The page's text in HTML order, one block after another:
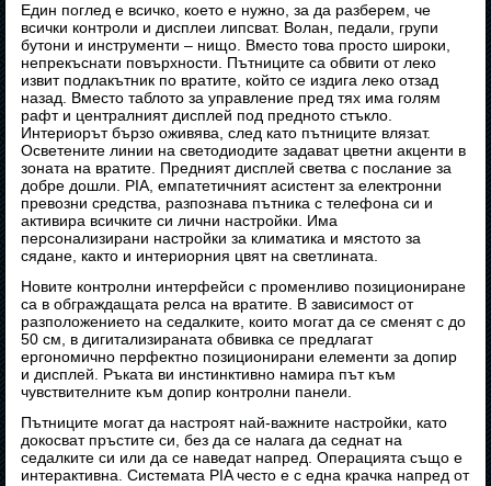
Един поглед е всичко, което е нужно, за да разберем, че
всички контроли и дисплеи липсват. Волан, педали, групи
бутони и инструменти – нищо. Вместо това просто широки,
непрекъснати повърхности. Пътниците са обвити от леко
извит подлакътник по вратите, който се издига леко отзад
назад. Вместо таблото за управление пред тях има голям
рафт и централният дисплей под предното стъкло.
Интериорът бързо оживява, след като пътниците влязат.
Осветените линии на светодиодите задават цветни акценти в
зоната на вратите. Предният дисплей светва с послание за
добре дошли. PIA, емпатетичният асистент за електронни
превозни средства, разпознава пътника с телефона си и
активира всичките си лични настройки. Има
персонализирани настройки за климатика и мястото за
сядане, както и интериорния цвят на светлината.
Новите контролни интерфейси с променливо позициониране
са в обграждащата релса на вратите. В зависимост от
разположението на седалките, които могат да се сменят с до
50 см, в дигитализираната обвивка се предлагат
ергономично перфектно позиционирани елементи за допир
и дисплей. Ръката ви инстинктивно намира път към
чувствителните към допир контролни панели.
Пътниците могат да настроят най-важните настройки, като
докосват пръстите си, без да се налага да седнат на
седалките си или да се наведат напред. Операцията също е
интерактивна. Системата PIA често е с една крачка напред от